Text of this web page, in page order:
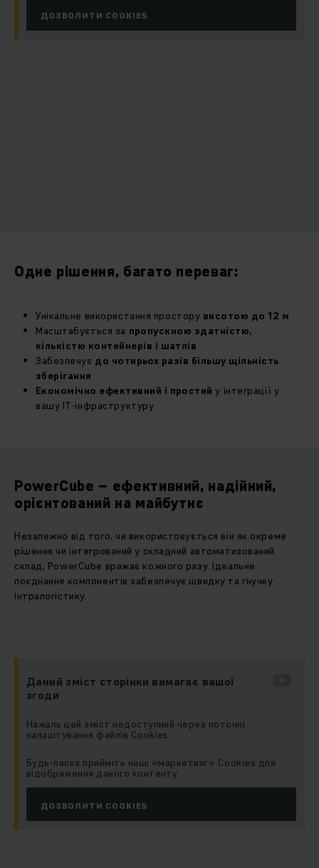
ДОЗВОЛИТИ COOKIES
Одне рішення, багато переваг:
Унікальне використання простору висотою до 12 м
Масштабується за пропускною здатністю,
кількістю контейнерів і шатлів
Забезпечує до чотирьох разів більшу щільність
зберігання
Економічно ефективний і простий у інтеграції у
вашу ІТ-інфраструктуру
PowerCube – ефективний, надійний,
орієнтований на майбутнє
Незалежно від того, чи використовується він як окреме
рішення чи інтегрований у складний автоматизований
склад, PowerCube вражає кожного разу. Ідеальне
поєднання компонентів забезпечує швидку та гнучку
інтралогістику.
Даний зміст сторінки вимагає вашої
згоди
Нажаль цей зміст недоступний через поточні
налаштування файлів Cookies
Будь-ласка прийміть наші «маркетинг» Cookies для
відображення даного контенту
ДОЗВОЛИТИ COOKIES